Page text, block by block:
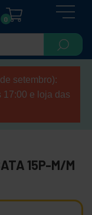
0
setembro):
17:00 e loja das
15P-M/M